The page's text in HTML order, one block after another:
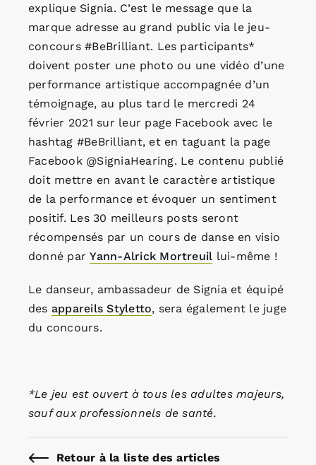
explique Signia. C’est le message que la
marque adresse au grand public via le jeu-
concours #BeBrilliant. Les participants*
doivent poster une photo ou une vidéo d’une
performance artistique accompagnée d’un
témoignage, au plus tard le mercredi 24
février 2021 sur leur page Facebook avec le
hashtag #BeBrilliant, et en taguant la page
Facebook @SigniaHearing. Le contenu publié
doit mettre en avant le caractère artistique
de la performance et évoquer un sentiment
positif. Les 30 meilleurs posts seront
récompensés par un cours de danse en visio
donné parYann-Alrick Mortreuil lui-même !
Le danseur, ambassadeur de Signia et équipé
des appareils Styletto, sera également le juge
du concours.
*Le jeu est ouvert à tous les adultes majeurs,
sauf aux professionnels de santé.
Retour à la liste des articles